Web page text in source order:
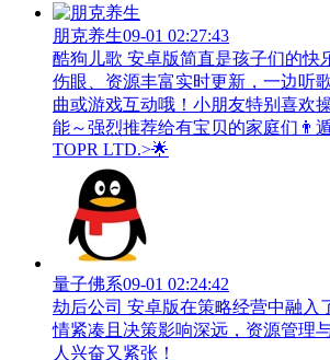
朋克养生09-01 02:27:43
酷狗儿歌 安卓版简直是孩子们的快
伤眼、资源丰富实时更新，一边听
曲或游戏互动哦！小朋友特别喜欢
能～强烈推荐给有宝贝的家庭们👨‍
TOPR LTD.>🌟
量子佛系09-01 02:24:42
劫后公司 安卓版在策略经营中融入
情紧凑且决策影响深远，资源管理
人兴奋又紧张！